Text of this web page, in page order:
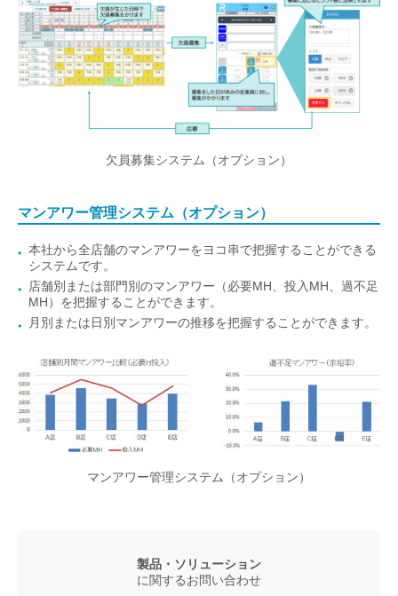
欠員募集システム（オプション）
マンアワー管理システム（オプション）
本社から全店舗のマンアワーをヨコ串で把握することができる
システムです。
店舗別または部門別のマンアワー（必要MH、投入MH、過不足
MH）を把握することができます。
月別または日別マンアワーの推移を把握することができます。
マンアワー管理システム（オプション）
製品・ソリューション
に関するお問い合わせ